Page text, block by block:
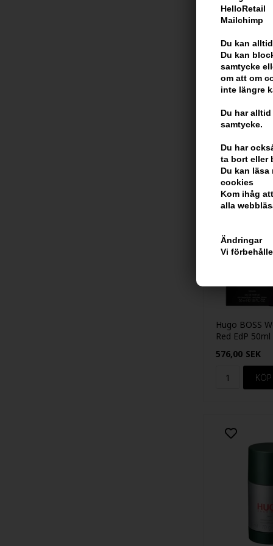
HelloRetail
Mailchimp
Du kan
Du kan
samtycke
om att om
inte längre
Du har
samtycke.
Du har
ta bort eller
Du kan
cookies
Kom ihåg
alla
Ändringar
Vi
Hugo BOSS
Triumph Elixir
636,00 SEK
Hugo BOSS
Red EdP 50ml
576,00 SEK